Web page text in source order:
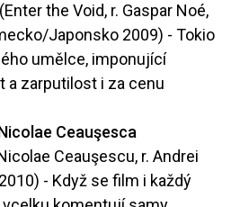
(Enter the Void, r. Gaspar Noé,
Japonsko 2009) - Tokio
umělce, imponující
a zarputilost i za cenu
Ceauşesca
Ceauşescu, r. Andrei
- Když se film i každý